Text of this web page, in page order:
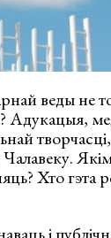
веды не
Адукацыя,
Чалавеку.
Хто гэта